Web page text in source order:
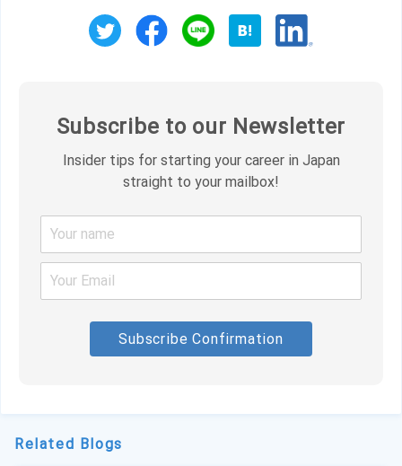
Subscribe to our Newsletter
Insider tips for starting your career in Japan
straight to your mailbox!
Subscribe Confirmation
Related Blogs